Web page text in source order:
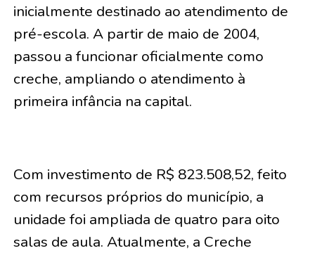
inicialmente destinado ao atendimento de
pré-escola. A partir de maio de 2004,
passou a funcionar oficialmente como
creche, ampliando o atendimento à
primeira infância na capital.
Com investimento de R$ 823.508,52, feito
com recursos próprios do município, a
unidade foi ampliada de quatro para oito
salas de aula. Atualmente, a Creche